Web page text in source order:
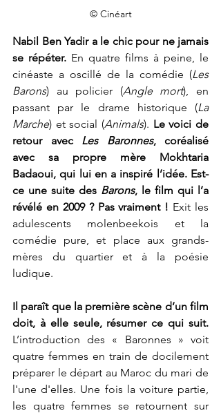
© Cinéart
Nabil Ben Yadir a le chic pour ne jamais
se répéter. En quatre films à peine, le
cinéaste a oscillé de la comédie (Les
Barons) au policier (Angle mort), en
passant par le drame historique (La
Marche) et social (Animals). Le voici de
retour avec Les Baronnes, coréalisé
avec sa propre mère Mokhtaria
Badaoui, qui lui en a inspiré l’idée. Est-
ce une suite des Barons, le film qui l’a
révélé en 2009 ? Pas vraiment ! Exit les
adulescents molenbeekois et la
comédie pure, et place aux grands-
mères du quartier et à la poésie
ludique.
Il paraît que la première scène d’un film
doit, à elle seule, résumer ce qui suit.
L’introduction des « Baronnes » voit
quatre femmes en train de docilement
préparer le départ au Maroc du mari de
l'une d'elles. Une fois la voiture partie,
les quatre femmes se retournent sur